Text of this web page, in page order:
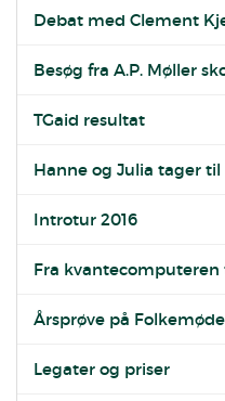
Debat med Clement
Besøg fra A.P. Møller
TGaid resultat
Hanne og Julia tager til
Introtur 2016
Fra
Årsprøve på
Legater og priser